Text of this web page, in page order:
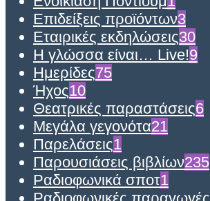
Επιδείξεις προϊόντων3
Εταιρικές εκδηλώσεις30
Η γλώσσα είναι… Live!9
Ημερίδες75
Ήχος10
Θεατρικές παραστάσεις6
Μεγάλα γεγονότα21
Παρελάσεις1
Παρουσιάσεις βιβλίων235
Ραδιοφωνικά σποτ1